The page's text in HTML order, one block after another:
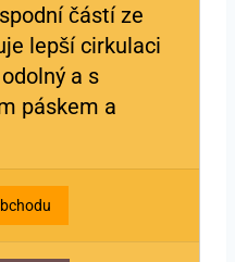
částí ze
lepší cirkulaci
a s
páskem a